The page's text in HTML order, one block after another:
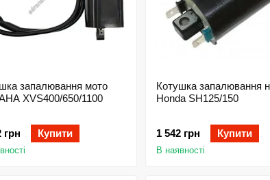
запалювання мото
XVS400/650/1100
грн Купити
Котушка запалювання
Honda SH125/150
1 542 грн Купити
В наявності